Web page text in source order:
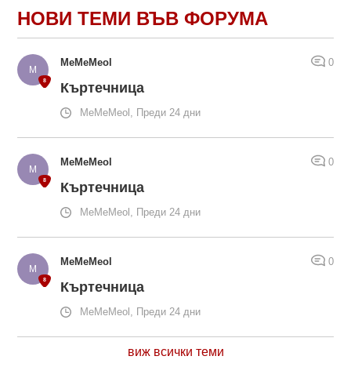
НОВИ ТЕМИ ВЪВ ФОРУМА
MeMeMeol 0
Къртечница
MeMeMeol, Преди 24 дни
MeMeMeol 0
Къртечница
MeMeMeol, Преди 24 дни
MeMeMeol 0
Къртечница
MeMeMeol, Преди 24 дни
виж всички теми